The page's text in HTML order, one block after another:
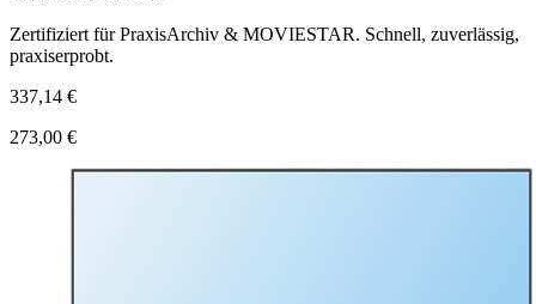
Zertifiziert für PraxisArchiv & MOVIESTAR. Schnell, zuverlässig,
praxiserprobt.
337,14 €
273,00 €